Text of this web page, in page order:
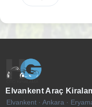
Elvankent Araç
Elvankent · Ankara ·